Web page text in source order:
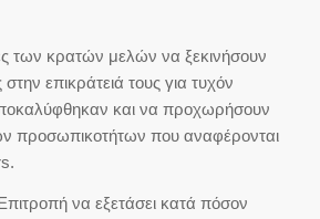
των κρατών μελών να ξεκινήσουν
στην επικράτειά τους για τυχόν
και να προχωρήσουν
προσωπικοτήτων που αναφέρονται
να εξετάσει κατά πόσον